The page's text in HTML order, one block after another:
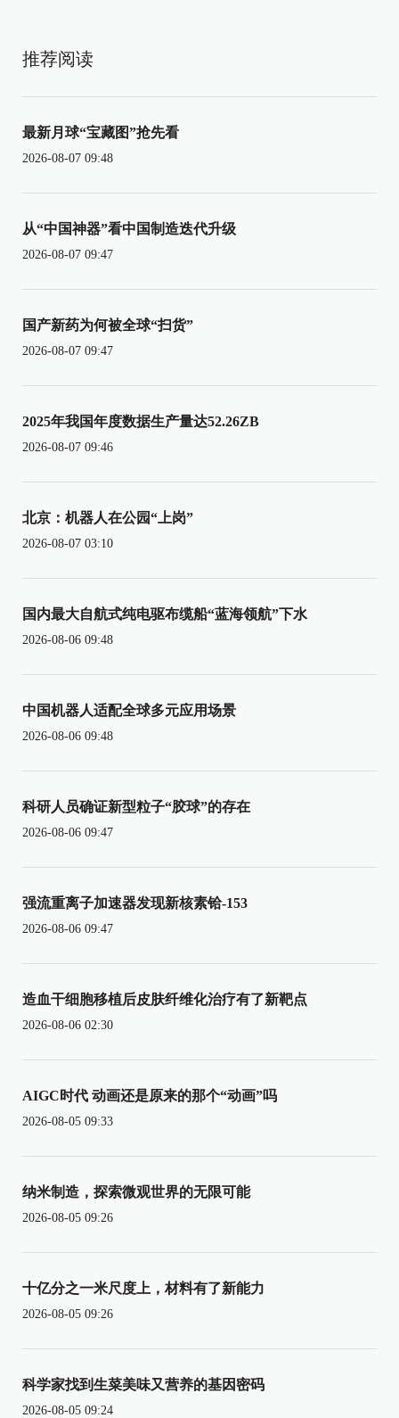
推荐阅读
最新月球“宝藏图”抢先看
2026-08-07 09:48
从“中国神器”看中国制造迭代升级
2026-08-07 09:47
国产新药为何被全球“扫货”
2026-08-07 09:47
2025年我国年度数据生产量达52.26ZB
2026-08-07 09:46
北京：机器人在公园“上岗”
2026-08-07 03:10
国内最大自航式纯电驱布缆船“蓝海领航”下水
2026-08-06 09:48
中国机器人适配全球多元应用场景
2026-08-06 09:48
科研人员确证新型粒子“胶球”的存在
2026-08-06 09:47
强流重离子加速器发现新核素铪-153
2026-08-06 09:47
造血干细胞移植后皮肤纤维化治疗有了新靶点
2026-08-06 02:30
AIGC时代 动画还是原来的那个“动画”吗
2026-08-05 09:33
纳米制造，探索微观世界的无限可能
2026-08-05 09:26
十亿分之一米尺度上，材料有了新能力
2026-08-05 09:26
科学家找到生菜美味又营养的基因密码
2026-08-05 09:24